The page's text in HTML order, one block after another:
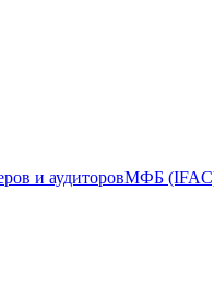
и аудиторовМФБ